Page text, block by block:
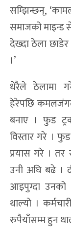
सम्झिन्छन्,
समाजको
देख्दा ठेला
।’
धेरैले ठेलामा
हेरेपछि
बनाए । फुड
विस्तार गरे ।
प्रयास गरे ।
उनी अघि बढे ।
आइपुग्दा
थाल्यो ।
रुपैयाँसम्म हुन